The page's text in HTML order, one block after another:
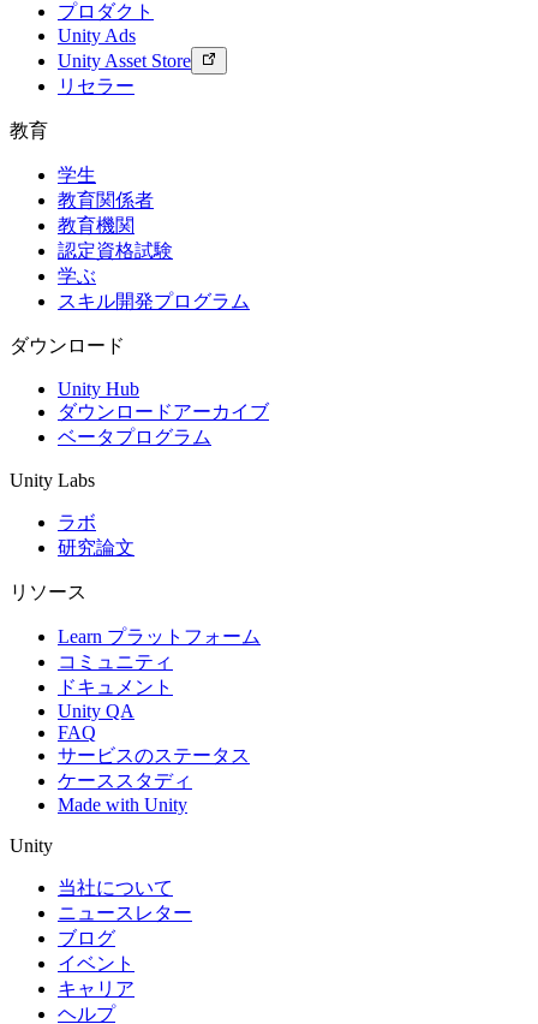
プロダクト
Unity Ads
Unity Asset Store
リセラー
教育
学生
教育関係者
教育機関
認定資格試験
学ぶ
スキル開発プログラム
ダウンロード
Unity Hub
ダウンロードアーカイブ
ベータプログラム
Unity Labs
ラボ
研究論文
リソース
Learn プラットフォーム
コミュニティ
ドキュメント
Unity QA
FAQ
サービスのステータス
ケーススタディ
Made with Unity
Unity
当社について
ニュースレター
ブログ
イベント
キャリア
ヘルプ